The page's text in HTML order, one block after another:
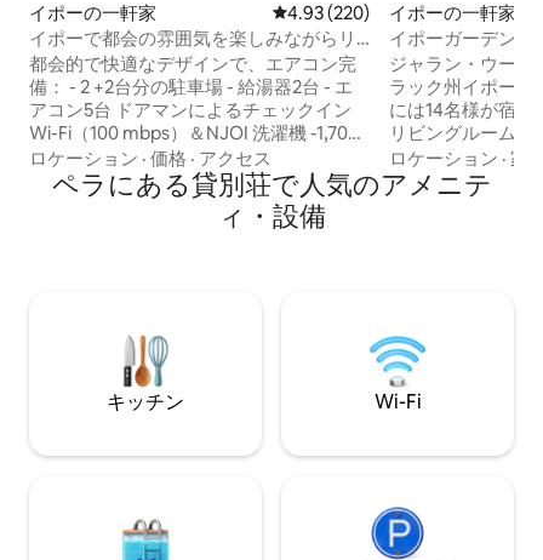
イポーの一軒家 レビュー220件、5つ星中4.93つ
4.93 (220)
イポーで都会の雰囲気を楽しみながらリ
ラックスするステイケーション
都会的で快適なデザインで、エアコン完
備： - 2 +2台分の駐車場 - 給湯器2台 - エ
アコン5台 ドアマンによるチェックイン
Wi-Fi（100 mbps）＆NJOI 洗濯機 -1,700
平方フィートの家（XL） 圧力水 -ヘアド
ライヤー2台 アイロン＆アイロン台 -タオ
スターバックス＆マクドナルドまで7分
ロケーション · 価格 · アクセス
イポーの一軒家
イポーガーデン
イオンまで1分
ジャラン・ウー・
ラック州イポーの宿泊施設
には14名様が宿
リビングルーム
室（クイーンベ
2台）、車庫3台
スペース、給湯器
ら6分、スタジア
ポー空港、タンブ
KTM駅まで9分の
ロケーション ·家
ペラにある貸別荘で人気のアメニテ
ィ・設備
キッチン Wi-Fi